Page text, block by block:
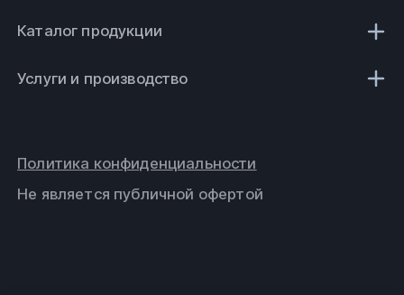
Каталог продукции
Услуги и производство
Не является публичной офертой
Политика конфиденциальности